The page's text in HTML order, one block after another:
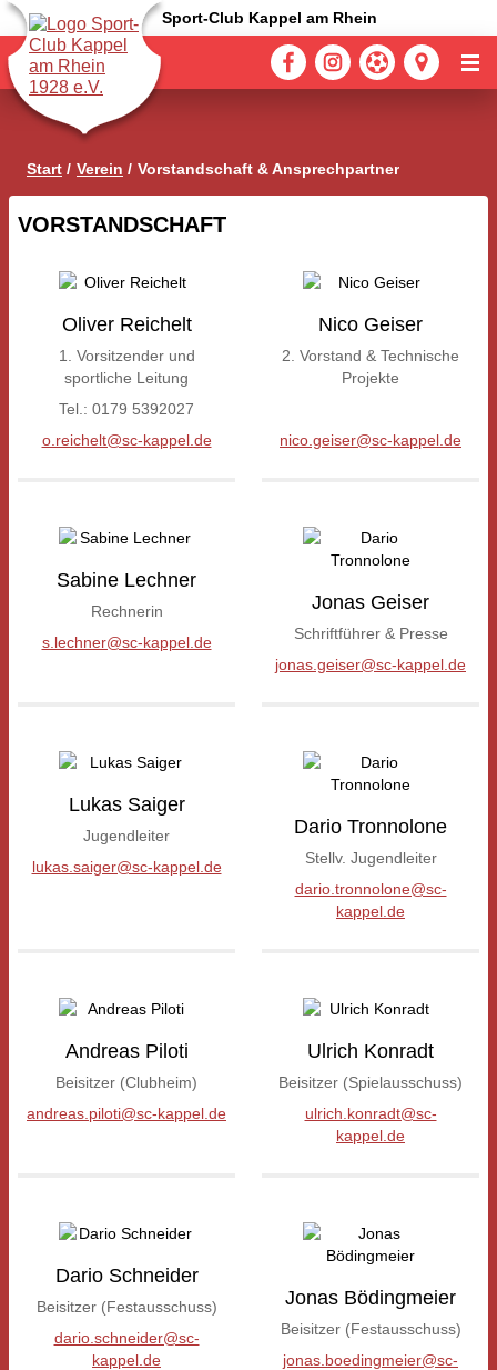
Sport-Club Kappel am Rhein
Start Verein Vorstandschaft & Ansprechpartner
VORSTANDSCHAFT
Oliver Reichelt
1. Vorsitzender und
sportliche Leitung
Tel.: 0179 5392027
o.reichelt@sc-kappel.de
Nico Geiser
2. Vorstand & Technische
Projekte
nico.geiser@sc-kappel.de
Sabine Lechner
Rechnerin
s.lechner@sc-kappel.de
Jonas Geiser
Schriftführer & Presse
jonas.geiser@sc-kappel.de
Lukas Saiger
Jugendleiter
lukas.saiger@sc-kappel.de
Dario Tronnolone
Stellv. Jugendleiter
dario.tronnolone@sc-
kappel.de
Andreas Piloti
Beisitzer (Clubheim)
andreas.piloti@sc-kappel.de
Ulrich Konradt
Beisitzer (Spielausschuss)
ulrich.konradt@sc-
kappel.de
Dario Schneider
Beisitzer (Festausschuss)
dario.schneider@sc-
kappel.de
Jonas Bödingmeier
Beisitzer (Festausschuss)
jonas.boedingmeier@sc-